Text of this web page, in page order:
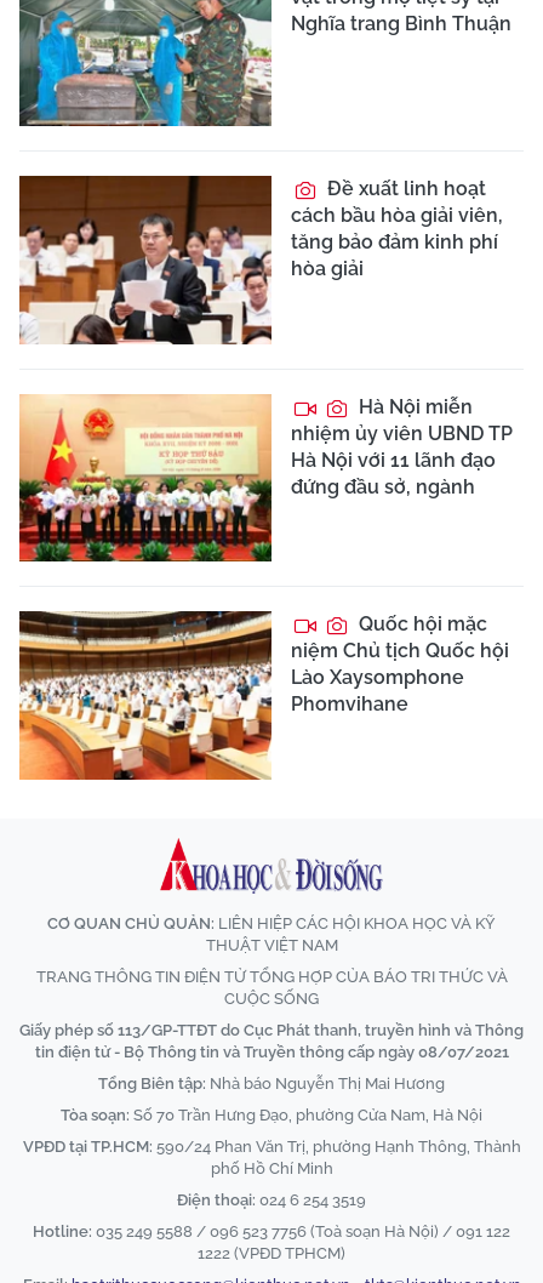
Nghĩa trang Bình Thuận
Đề xuất linh hoạt
cách bầu hòa giải viên,
tăng bảo đảm kinh phí
hòa giải
Hà Nội miễn
nhiệm ủy viên UBND TP
Hà Nội với 11 lãnh đạo
đứng đầu sở, ngành
Quốc hội mặc
niệm Chủ tịch Quốc hội
Lào Xaysomphone
Phomvihane
CƠ QUAN CHỦ QUẢN: LIÊN HIỆP CÁC HỘI KHOA HỌC VÀ KỸ
THUẬT VIỆT NAM
TRANG THÔNG TIN ĐIỆN TỬ TỔNG HỢP CỦA BÁO TRI THỨC VÀ
CUỘC SỐNG
Giấy phép số 113/GP-TTĐT do Cục Phát thanh, truyền hình và Thông
tin điện tử - Bộ Thông tin và Truyền thông cấp ngày 08/07/2021
Tổng Biên tập: Nhà báo Nguyễn Thị Mai Hương
Tòa soạn: Số 70 Trần Hưng Đạo, phường Cửa Nam, Hà Nội
VPĐD tại TP.HCM: 590/24 Phan Văn Trị, phường Hạnh Thông, Thành
phố Hồ Chí Minh
Điện thoại: 024 6 254 3519
Hotline: 035 249 5588 / 096 523 7756 (Toà soạn Hà Nội) / 091 122
1222 (VPĐD TPHCM)